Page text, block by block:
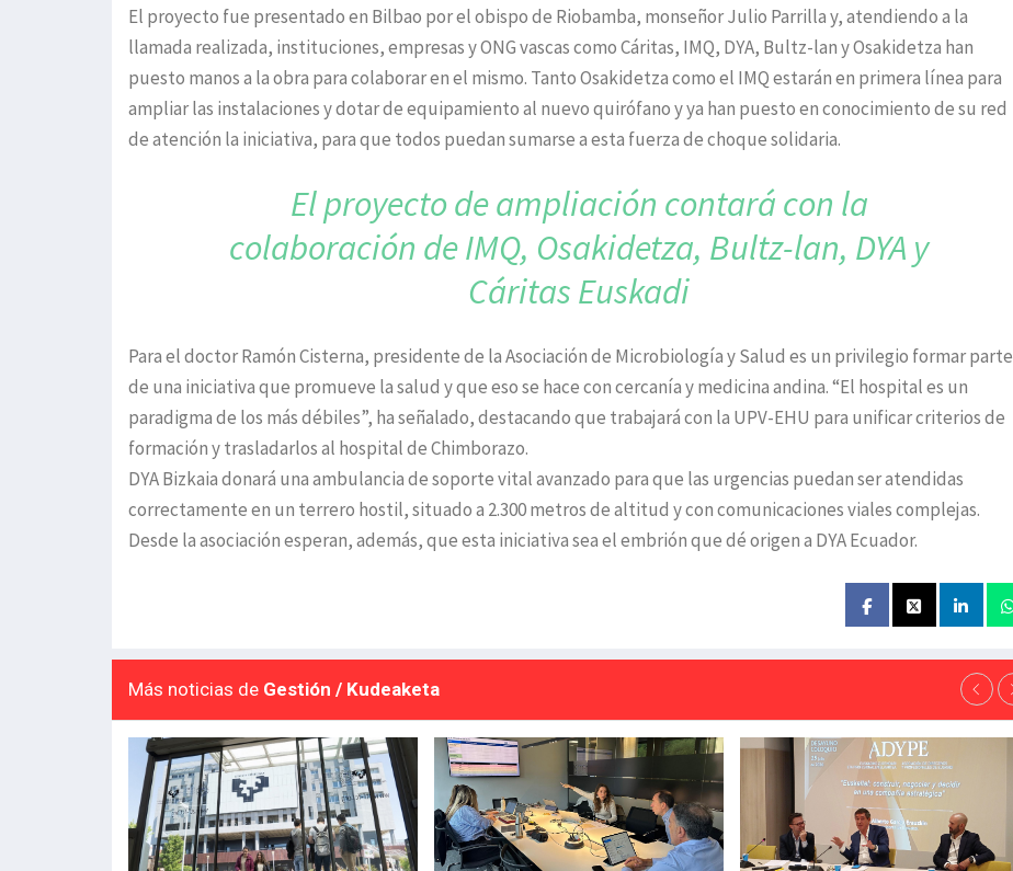
El proyecto fue presentado en Bilbao por el obispo de Riobamba, monseñor Julio Parrilla y, atendiendo a la
llamada realizada, instituciones, empresas y ONG vascas como Cáritas, IMQ, DYA, Bultz-lan y Osakidetza han
puesto manos a la obra para colaborar en el mismo. Tanto Osakidetza como el IMQ estarán en primera línea para
ampliar las instalaciones y dotar de equipamiento al nuevo quirófano y ya han puesto en conocimiento de su red
de atención la iniciativa, para que todos puedan sumarse a esta fuerza de choque solidaria.
El proyecto de ampliación contará con la
colaboración de IMQ, Osakidetza, Bultz-lan, DYA y
Cáritas Euskadi
Para el doctor Ramón Cisterna, presidente de la Asociación de Microbiología y Salud es un privilegio formar parte
de una iniciativa que promueve la salud y que eso se hace con cercanía y medicina andina. “El hospital es un
paradigma de los más débiles”, ha señalado, destacando que trabajará con la UPV-EHU para unificar criterios de
formación y trasladarlos al hospital de Chimborazo.
DYA Bizkaia donará una ambulancia de soporte vital avanzado para que las urgencias puedan ser atendidas
correctamente en un terrero hostil, situado a 2.300 metros de altitud y con comunicaciones viales complejas.
Desde la asociación esperan, además, que esta iniciativa sea el embrión que dé origen a DYA Ecuador.
Más noticias de Gestión / Kudeaketa